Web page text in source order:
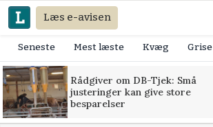
Læs e-avisen
Seneste Mest læste Kvæg Grise
Rådgiver om DB-Tjek: Små
justeringer kan give store
besparelser